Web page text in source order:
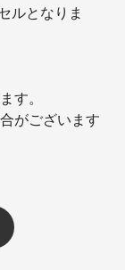
ルとなりま
す。
がございます